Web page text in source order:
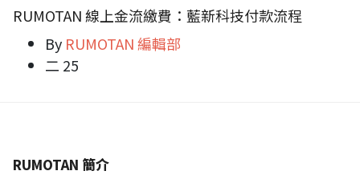
RUMOTAN 線上金流繳費：藍新科技付款流程
By RUMOTAN 編輯部
二 25
RUMOTAN 簡介